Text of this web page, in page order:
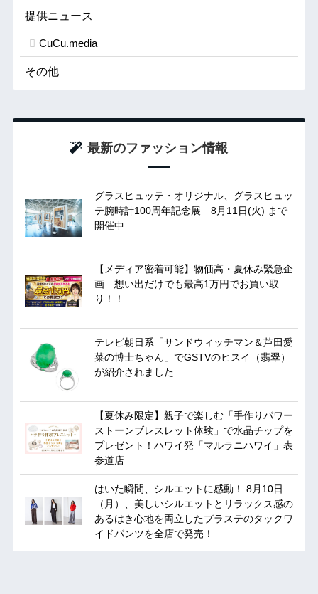
提供ニュース
CuCu.media
その他
最新のファッション情報
グラスヒュッテ・オリジナル、グラスヒュッ
テ腕時計100周年記念展 8月11日(火) まで
開催中
【メディア密着可能】物価高・夏休み緊急企
画 想い出だけでも最高1万円でお買い取
り！！
テレビ朝日系「サンドウィッチマン＆芦田愛
菜の博士ちゃん」でGSTVのヒスイ（翡翠）
が紹介されました
【夏休み限定】親子で楽しむ「手作りパワー
ストーンブレスレット体験」で水晶チップを
プレゼント！ハワイ発「マルラニハワイ」表
参道店
はいた瞬間、シルエットに感動！ 8月10日
（月）、美しいシルエットとリラックス感の
あるはき心地を両立したプラステのタックワ
イドパンツを全店で発売！